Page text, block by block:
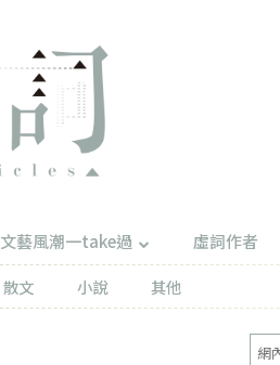
文藝風潮一take過 虛詞作者
散文 小說 其他